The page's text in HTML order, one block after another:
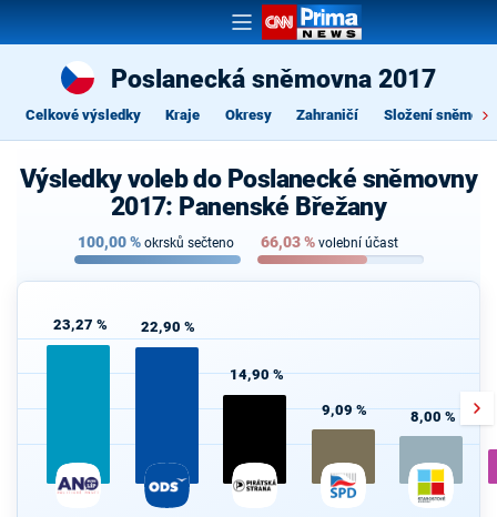
Poslanecká sněmovna 2017
Celkové výsledky Kraje Okresy Zahraničí Složení
Výsledky voleb do Poslanecké sněmovny
2017: Panenské Břežany
100,00% okrsků sečteno 66,03% volební účast
23,27 % 22,90 %
14,90 %
9,09 % 8,00 %